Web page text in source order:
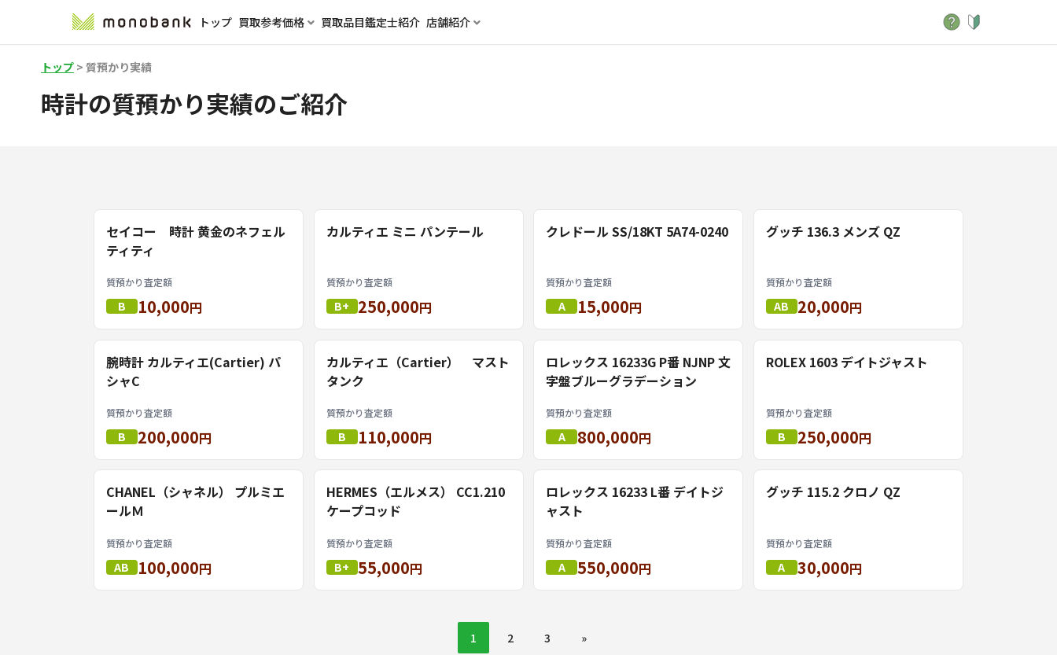
トップ 買取参考価格 買取品目鑑定士紹介 店舗紹介
トップ > 質預かり実績
時計の質預かり実績のご紹介
セイコー 時計 黄金のネフェル
ティティ
質預かり査定額
B 10,000円
カルティエ ミニ パンテール
質預かり査定額
B+ 250,000円
クレドール SS/18KT 5A74-0240
質預かり査定額
A 15,000円
グッチ 136.3 メンズ QZ
質預かり査定額
AB 20,000円
腕時計 カルティエ(Cartier) パ
シャC
質預かり査定額
B 200,000円
カルティエ（Cartier） マスト
タンク
質預かり査定額
B 110,000円
ロレックス 16233G P番 NJNP 文
字盤ブルーグラデーション
質預かり査定額
A 800,000円
ROLEX 1603 デイトジャスト
質預かり査定額
B 250,000円
CHANEL（シャネル） プルミエ
ールＭ
質預かり査定額
AB 100,000円
HERMES（エルメス） CC1.210
ケープコッド
質預かり査定額
B+ 55,000円
ロレックス 16233 L番 デイトジ
ャスト
質預かり査定額
A 550,000円
グッチ 115.2 クロノ QZ
質預かり査定額
A 30,000円
1 2 3 »